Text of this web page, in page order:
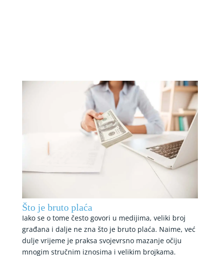
Što je bruto plaća
Iako se o tome često govori u medijima, veliki broj
građana i dalje ne zna što je bruto plaća. Naime, već
dulje vrijeme je praksa svojevrsno mazanje očiju
mnogim stručnim iznosima i velikim brojkama.